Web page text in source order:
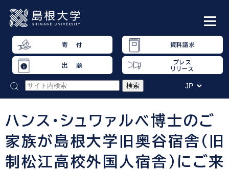
寄 付 資料請求
出 願
プレス
リリース
ハンス・シュワァルベ博士のご
家族が島根大学旧奥谷宿舎（旧
制松江高校外国人宿舎）にご来